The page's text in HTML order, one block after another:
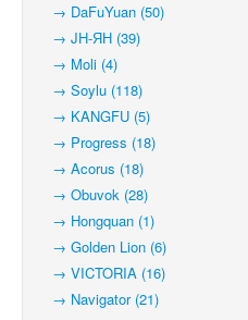
→ DaFuYuan (50)
→ JH-ЯН (39)
→ Moli (4)
→ Soylu (118)
→ KANGFU (5)
→ Progress (18)
→ Acorus (18)
→ Obuvok (28)
→ Hongquan (1)
→ Golden Lion (6)
→ VICTORIA (16)
→ Navigator (21)